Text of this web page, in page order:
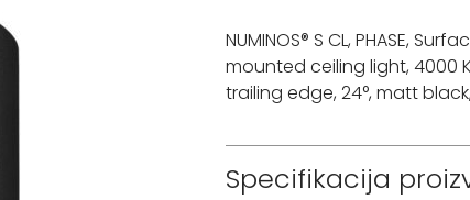
NUMINOS® S CL, PHASE,
mounted ceiling light, 4000
trailing edge, 24°, matt black,
Specifikacija